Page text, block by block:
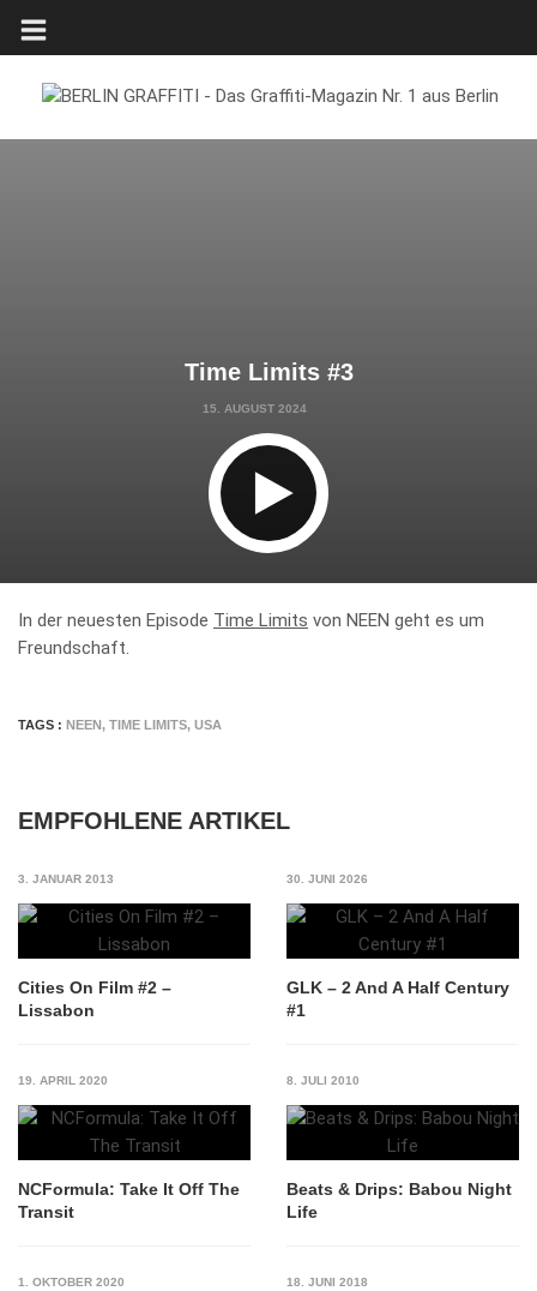
Time Limits #3
15. AUGUST 2024
In der neuesten Episode Time Limits von NEEN geht es um
Freundschaft.
TAGS : NEEN, TIME LIMITS, USA
EMPFOHLENE ARTIKEL
3. JANUAR 2013
Cities On Film #2 –
Lissabon
30. JUNI 2026
GLK – 2 And A Half Century
#1
19. APRIL 2020
NCFormula: Take It Off The
Transit
8. JULI 2010
Beats & Drips: Babou Night
Life
1. OKTOBER 2020 18. JUNI 2018